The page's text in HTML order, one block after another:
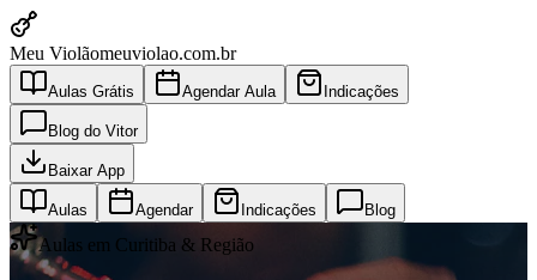
Meu Violãomeuviolao.com.br
Aulas Grátis Agendar Aula Indicações
Blog do Vitor
Baixar App
Aulas Agendar Indicações Blog
Aulas em Curitiba & Região